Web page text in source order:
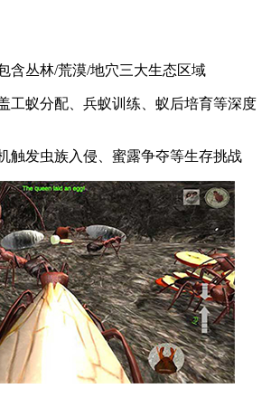
含丛林/荒漠/地穴三大生态区域
工蚁分配、兵蚁训练、蚁后培育等深度
触发虫族入侵、蜜露争夺等生存挑战